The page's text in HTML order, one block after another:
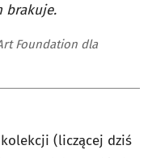
brakuje.
Foundation dla
(liczącej dziś